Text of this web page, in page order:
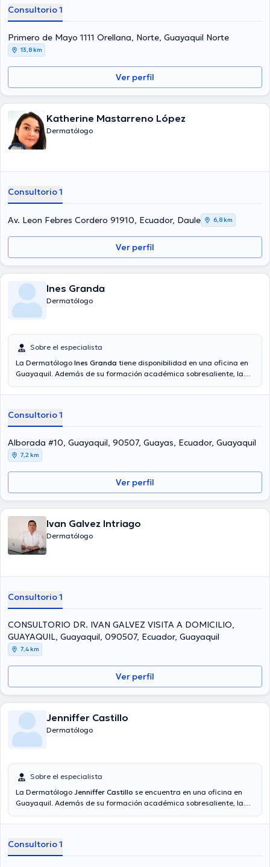
Consultorio 1
Primero de Mayo 1111 Orellana, Norte, Guayaquil Norte
13,8 km
Ver perfil
Katherine Mastarreno López
Dermatólogo
Consultorio 1
Av. Leon Febres Cordero 91910, Ecuador, Daule 6,8 km
Ver perfil
Ines Granda
Dermatólogo
Sobre el especialista
La Dermatólogo Ines Granda tiene disponibilidad en una oficina en
Guayaquil. Además de su formación académica sobresaliente, la
posee años de experiencia laboral en su área de experiencia.
asociaciones médicas. Ines Granda ha formado parte en diversas
conferencias con el ideal de tener una formación continua en su
campo de especialización y ha compartido diferentes ediciones.
Consultorio 1
Alborada #10, Guayaquil, 90507, Guayas, Ecuador, Guayaquil
7,2 km
Ver perfil
Ivan Galvez Intriago
Dermatólogo
Consultorio 1
CONSULTORIO DR. IVAN GALVEZ VISITA A DOMICILIO,
GUAYAQUIL, Guayaquil, 090507, Ecuador, Guayaquil
7,4 km
Ver perfil
Jenniffer Castillo
Dermatólogo
Sobre el especialista
La Dermatólogo Jenniffer Castillo se encuentra en una oficina en
Guayaquil. Además de su formación académica sobresaliente, la
especialidad. La profesional de la salud posee años de experiencia
desempeñado como miembro de diversas asociaciones médicas.
Jenniffer Castillo ha compartido en considerables conferencias con
Consultorio 1